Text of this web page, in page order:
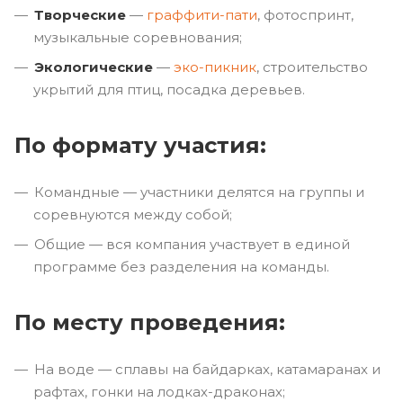
Творческие — граффити-пати, фотоспринт,
музыкальные соревнования;
Экологические — эко-пикник, строительство
укрытий для птиц, посадка деревьев.
По формату участия:
Командные — участники делятся на группы и
соревнуются между собой;
Общие — вся компания участвует в единой
программе без разделения на команды.
По месту проведения:
На воде — сплавы на байдарках, катамаранах и
рафтах, гонки на лодках-драконах;